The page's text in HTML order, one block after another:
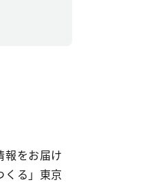
報をお届け
くる」東京